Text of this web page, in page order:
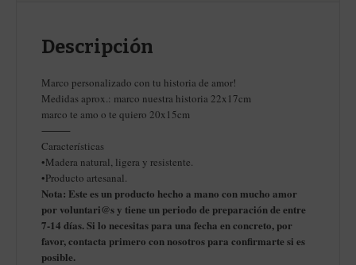
Descripción
Marco personalizado con tu historia de amor!
Medidas aprox.: marco nuestra historia 22x17cm
marco te amo o te quiero 20x15cm
⸻
Características
•Madera natural, ligera y resistente.
•Producto artesanal.
Nota: Este es un producto hecho a mano con mucho amor
por voluntari@s y tiene un periodo de preparación de entre
7-14 días. Si lo necesitas para una fecha en concreto, por
favor, contacta primero con nosotros para confirmarte si es
posible.